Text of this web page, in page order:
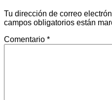
Tu dirección de correo
campos obligatorios están
Comentario *